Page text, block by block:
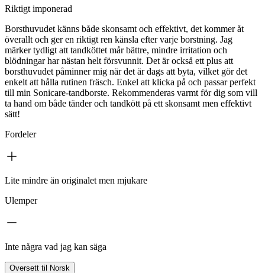
Riktigt imponerad
Borsthuvudet känns både skonsamt och effektivt, det kommer åt
överallt och ger en riktigt ren känsla efter varje borstning. Jag
märker tydligt att tandköttet mår bättre, mindre irritation och
blödningar har nästan helt försvunnit. Det är också ett plus att
borsthuvudet påminner mig när det är dags att byta, vilket gör det
enkelt att hålla rutinen fräsch. Enkel att klicka på och passar perfekt
till min Sonicare-tandborste. Rekommenderas varmt för dig som vill
ta hand om både tänder och tandkött på ett skonsamt men effektivt
sätt!
Fordeler
Lite mindre än originalet men mjukare
Ulemper
Inte några vad jag kan säga
Oversett til Norsk